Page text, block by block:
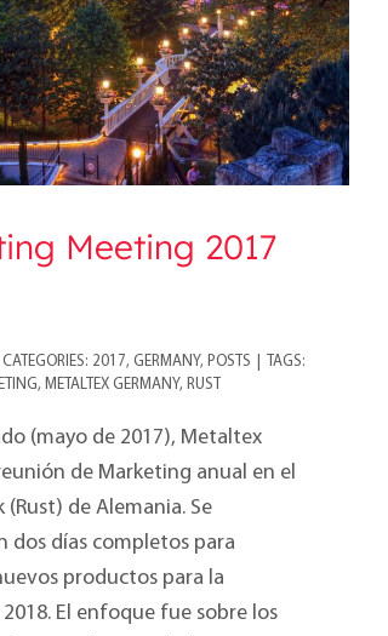
Meeting 2017
CATEGORIES: 2017, GERMANY, POSTS
TAGS:
, METALTEX GERMANY, RUST
(mayo de 2017), Metaltex
de Marketing anual en el
(Rust) de Alemania. Se
dos días completos para
productos para la
El enfoque fue sobre los